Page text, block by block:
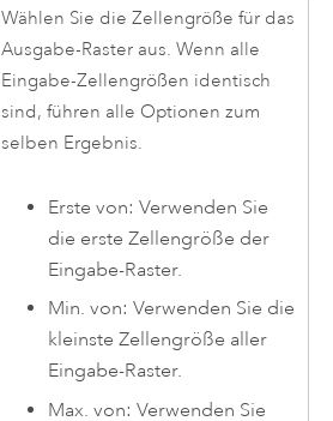
Wählen Sie die Zellengröße für das
Ausgabe-Raster aus. Wenn alle
Eingabe-Zellengrößen identisch
sind, führen alle Optionen zum
selben Ergebnis.
Erste von: Verwenden Sie
die erste Zellengröße der
Eingabe-Raster.
Min. von: Verwenden Sie die
kleinste Zellengröße aller
Eingabe-Raster.
Max. von: Verwenden Sie